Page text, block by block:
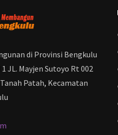
di Provinsi Bengkulu
1 JL. Mayjen Sutoyo Rt 002
Patah, Kecamatan